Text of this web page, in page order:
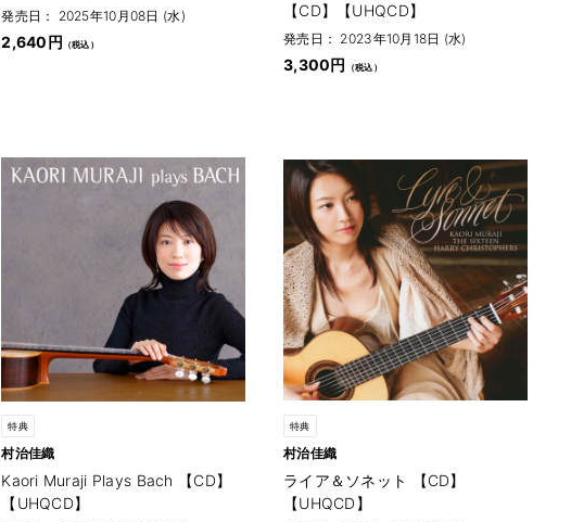
発売日： 2025年10月08日 (水)
2,640円
【CD】【UHQCD】
発売日： 2023年10月18日 (水)
3,300円
特典
村治佳織
Kaori Muraji Plays Bach 【CD】
【UHQCD】
特典
村治佳織
ライア＆ソネット 【CD】
【UHQCD】